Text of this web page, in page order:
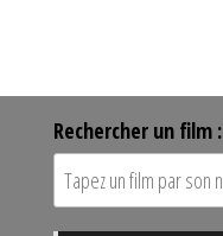
Rechercher un film :